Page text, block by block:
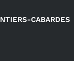
CABARDES